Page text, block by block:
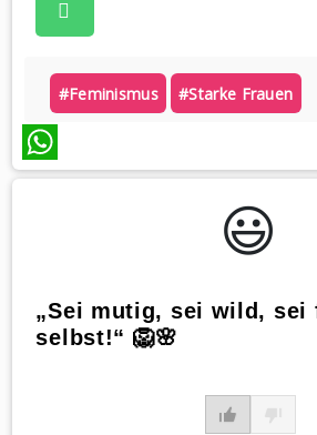
#feminismus #starke Frauen
WhatsApp
😃️
„Sei mutig, sei wild, sei
selbst!“ 🦁🌸